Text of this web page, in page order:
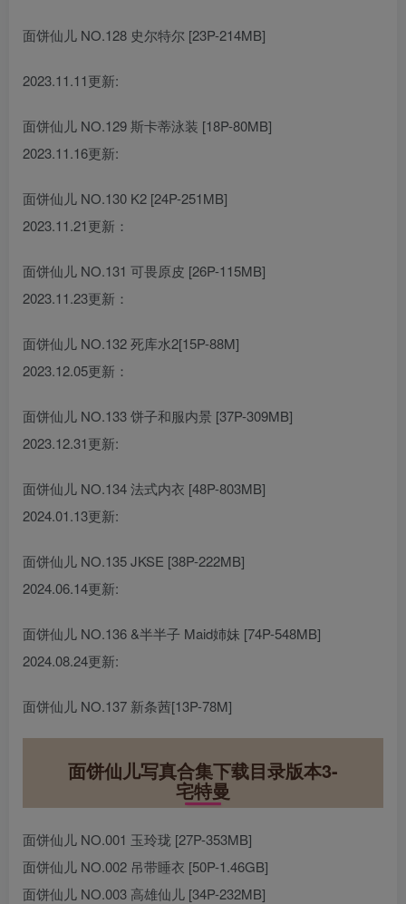
面饼仙儿 NO.128 史尔特尔 [23P-214MB]
2023.11.11更新:
面饼仙儿 NO.129 斯卡蒂泳装 [18P-80MB]
2023.11.16更新:
面饼仙儿 NO.130 K2 [24P-251MB]
2023.11.21更新：
面饼仙儿 NO.131 可畏原皮 [26P-115MB]
2023.11.23更新：
面饼仙儿 NO.132 死库水2[15P-88M]
2023.12.05更新：
面饼仙儿 NO.133 饼子和服内景 [37P-309MB]
2023.12.31更新:
面饼仙儿 NO.134 法式内衣 [48P-803MB]
2024.01.13更新:
面饼仙儿 NO.135 JKSE [38P-222MB]
2024.06.14更新:
面饼仙儿 NO.136 &半半子 Maid姉妹 [74P-548MB]
2024.08.24更新:
面饼仙儿 NO.137 新条茜[13P-78M]
面饼仙儿写真合集下载目录版本3-
宅特曼
面饼仙儿 NO.001 玉玲珑 [27P-353MB]
面饼仙儿 NO.002 吊带睡衣 [50P-1.46GB]
面饼仙儿 NO.003 高雄仙儿 [34P-232MB]